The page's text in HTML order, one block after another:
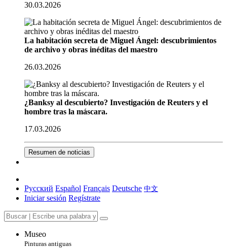
30.03.2026
La habitación secreta de Miguel Ángel: descubrimientos
de archivo y obras inéditas del maestro
26.03.2026
¿Banksy al descubierto? Investigación de Reuters y el
hombre tras la máscara.
17.03.2026
Resumen de noticias
Русский Español Français Deutsche 中文
Iniciar sesión Regístrate
Museo
Pinturas antiguas